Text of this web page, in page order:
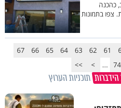
כהכנה
צפו בתמונות
61
62
63
64
65
66
67
74
...
>
>>
תוכניות הערוץ